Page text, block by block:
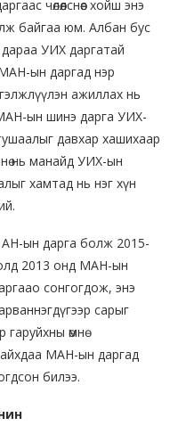
чөлөөлснөөс хойш энэ
байгаа юм. Албан бус
УИХ даргатай
ын даргад нэр
ажиллах нь
ын шинэ дарга УИХ-
давхар хашихаар
нь манайд УИХ-ын
хамтад нь нэг хүн
ын дарга болж 2015-
2013 онд МАН-ын
сонгогдож, энэ
сарыг
өмнө
МАН-ын даргад
билээ.